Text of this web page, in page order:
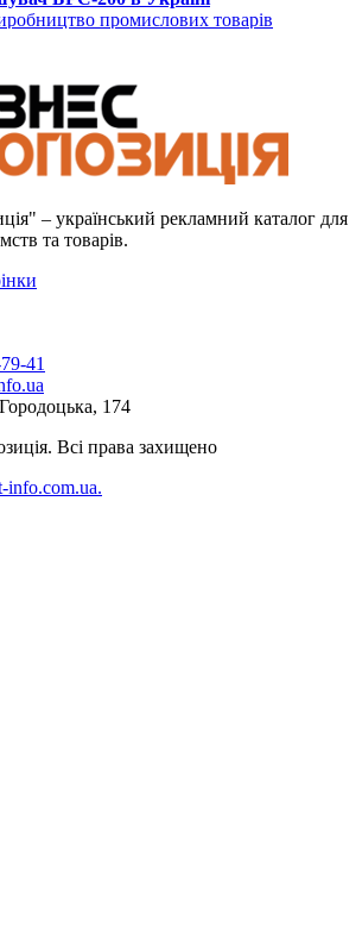
промислових товарів
– український рекламний каталог для
та товарів.
41
174
Всі права захищено
info.com.ua.